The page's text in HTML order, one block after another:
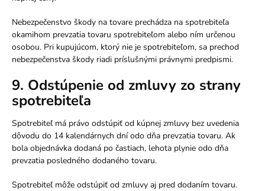
Nebezpečenstvo škody na tovare prechádza na spotrebiteľa
okamihom prevzatia tovaru spotrebiteľom alebo ním určenou
osobou. Pri kupujúcom, ktorý nie je spotrebiteľom, sa prechod
nebezpečenstva škody riadi príslušnými právnymi predpismi.
9. Odstúpenie od zmluvy zo strany
spotrebiteľa
Spotrebiteľ má právo odstúpiť od kúpnej zmluvy bez uvedenia
dôvodu do 14 kalendárnych dní odo dňa prevzatia tovaru. Ak
bola objednávka dodaná po častiach, lehota plynie odo dňa
prevzatia posledného dodaného tovaru.
Spotrebiteľ môže odstúpiť od zmluvy aj pred dodaním tovaru.